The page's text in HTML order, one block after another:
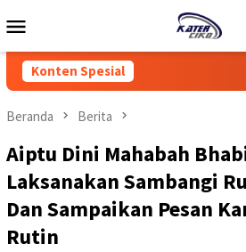
ke
Mobile
Konten Spesial
Beranda Berita
Aiptu Dini Mahabah
Laksanakan Sambangi
Dan Sampaikan Pesan
Rutin